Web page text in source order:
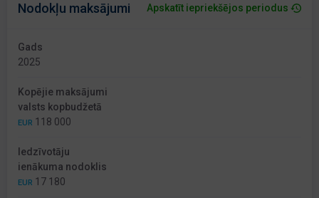
Nodokļu maksājumi Apskatīt iepriekšējos periodus
Gads
2025
Kopējie maksājumi
valsts kopbudžetā
EUR 118 000
Iedzīvotāju
ienākuma nodoklis
EUR 17 180